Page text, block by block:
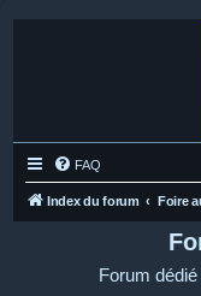
FAQ
Index du forum Foire
Forum